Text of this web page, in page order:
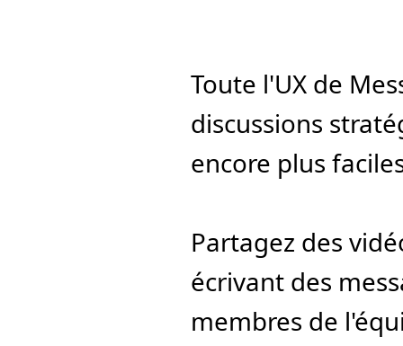
Toute l'UX de
discussions
encore plus
Partagez des
écrivant des
membres de